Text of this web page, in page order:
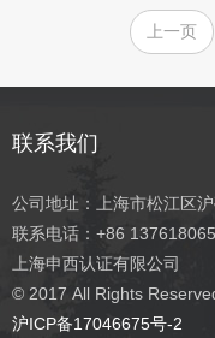
上一页
联系我们
公司地址：上海市松江区
联系电话：+86
上海申西认证有限公司
© 2017 All Rights
沪ICP备17046675号-2